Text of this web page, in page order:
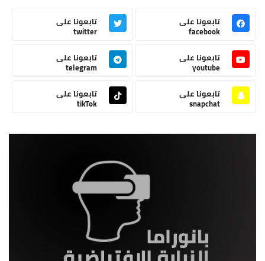
تابعونا على
facebook
تابعونا على
twitter
تابعونا على
youtube
تابعونا على
telegram
تابعونا على
snapchat
تابعونا على
tikTok